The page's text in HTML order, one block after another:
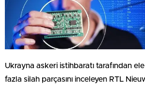
Ukrayna askeri istihbaratı tarafından
fazla silah parçasını inceleyen RTL